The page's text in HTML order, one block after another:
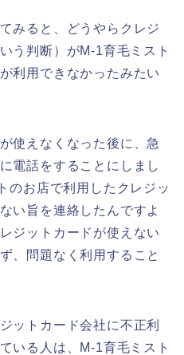
みると、どうやらクレジ
う判断）がM-1育毛ミスト
利用できなかったみたい
使えなくなった後に、急
電話をすることにしまし
のお店で利用したクレジッ
い旨を連絡したんですよ
ジットカードが使えない
、問題なく利用すること
ットカード会社に不正利
いる人は、M-1育毛ミスト